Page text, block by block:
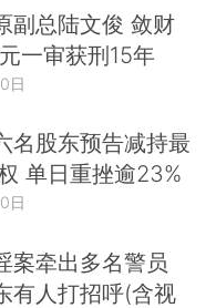
副总陆文俊 敛财
一审获刑15年
日
名股东预告减持最
单日重挫逾23%
日
案牵出多名警员
有人打招呼(含视